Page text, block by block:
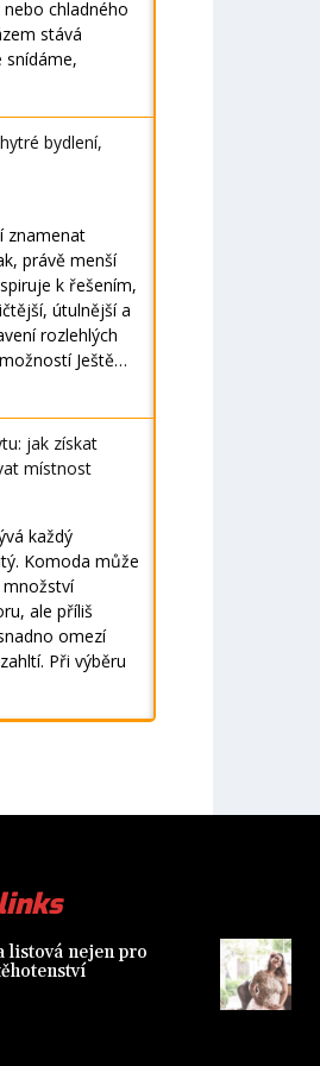
chladného
stává
bydlení,
znamenat
právě menší
k řešením,
útulnější a
rozlehlých
Ještě…
jak získat
místnost
každý
Komoda může
ale příliš
omezí
Při výběru
listová nejen pro